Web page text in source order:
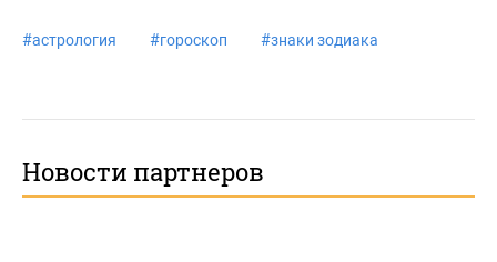
#астрология #гороскоп #знаки зодиака
Новости партнеров